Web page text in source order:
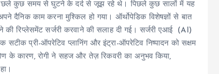
पिछले कुछ समय से घुटने के दर्द से जूझ रहे थे। पिछले कुछ सालों में यह
दैनिक काम करना मुश्किल हो गया। ऑर्थोपेडिक विशेषज्ञों से बात
रिप्लेसमेंट सर्जरी करवाने की सलाह दी गई। सर्जरी एआई (AI)
प्री-ऑपरेटिव प्लानिंग और इंट्रा-ऑपरेटिव निष्पादन को सक्षम
के कारण, रोगी ने सहज और तेज़ रिकवरी का अनुभव किया,